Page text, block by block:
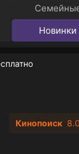
Новинки
Кинопоиск